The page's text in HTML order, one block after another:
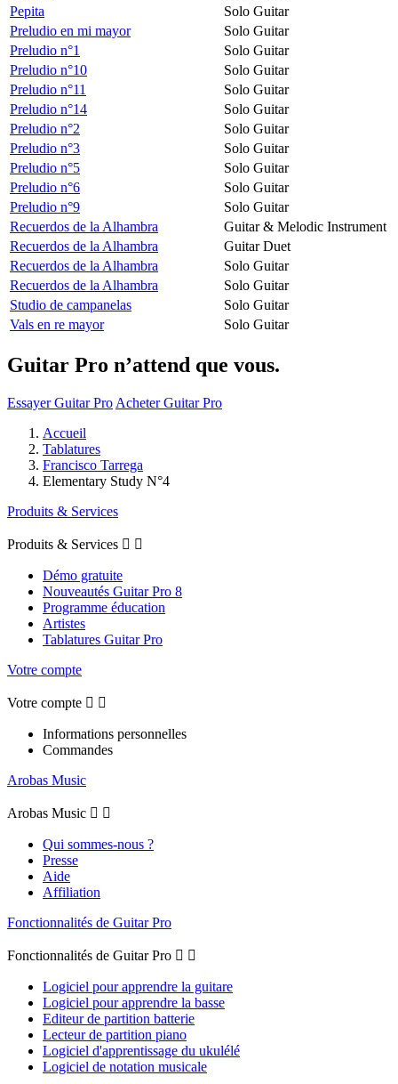
Pepita
Solo Guitar
Preludio en mi mayor
Solo Guitar
Preludio n°1
Solo Guitar
Preludio n°10
Solo Guitar
Preludio n°11
Solo Guitar
Preludio n°14
Solo Guitar
Preludio n°2
Solo Guitar
Preludio n°3
Solo Guitar
Preludio n°5
Solo Guitar
Preludio n°6
Solo Guitar
Preludio n°9
Solo Guitar
Recuerdos de la Alhambra
Guitar & Melodic Instrument
Recuerdos de la Alhambra
Guitar Duet
Recuerdos de la Alhambra
Solo Guitar
Recuerdos de la Alhambra
Solo Guitar
Studio de campanelas
Solo Guitar
Vals en re mayor
Solo Guitar
Guitar Pro n’attend que vous.
Essayer Guitar Pro Acheter Guitar Pro
Accueil
Tablatures
Francisco Tarrega
Elementary Study N°4
Produits & Services
Produits & Services  
Démo gratuite
Nouveautés Guitar Pro 8
Programme éducation
Artistes
Tablatures Guitar Pro
Votre compte
Votre compte  
Informations personnelles
Commandes
Arobas Music
Arobas Music  
Qui sommes-nous ?
Presse
Aide
Affiliation
Fonctionnalités de Guitar Pro
Fonctionnalités de Guitar Pro  
Logiciel pour apprendre la guitare
Logiciel pour apprendre la basse
Editeur de partition batterie
Lecteur de partition piano
Logiciel d'apprentissage du ukulélé
Logiciel de notation musicale